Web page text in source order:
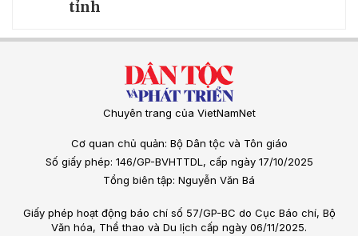
tỉnh
Chuyên trang của VietNamNet
Cơ quan chủ quản: Bộ Dân tộc và Tôn giáo
Số giấy phép: 146/GP-BVHTTDL, cấp ngày 17/10/2025
Tổng biên tập: Nguyễn Văn Bá
Giấy phép hoạt động báo chí số 57/GP-BC do Cục Báo chí, Bộ
Văn hóa, Thể thao và Du lịch cấp ngày 06/11/2025.